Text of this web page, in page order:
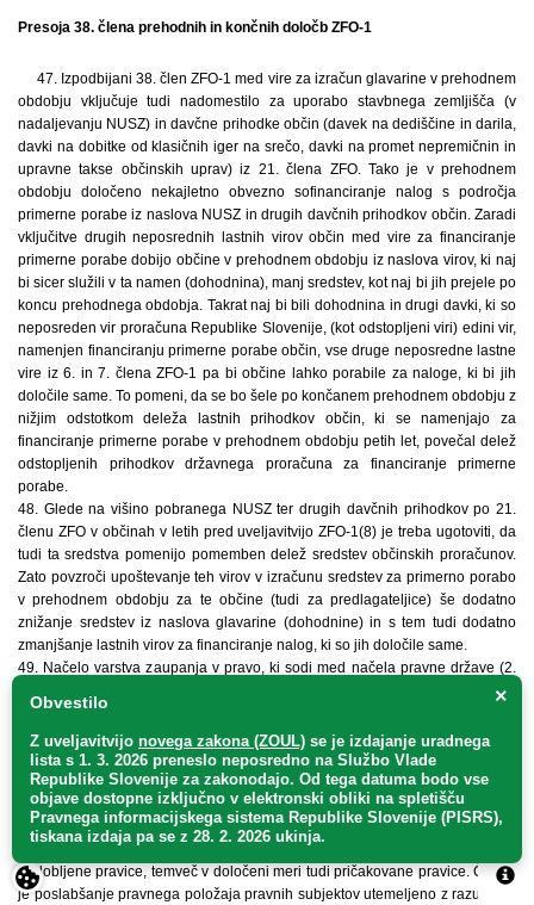
Presoja 38. člena prehodnih in končnih določb ZFO-1
47. Izpodbijani 38. člen ZFO-1 med vire za izračun glavarine v prehodnem
obdobju vključuje tudi nadomestilo za uporabo stavbnega zemljišča (v
nadaljevanju NUSZ) in davčne prihodke občin (davek na dediščine in darila,
davki na dobitke od klasičnih iger na srečo, davki na promet nepremičnin in
upravne takse občinskih uprav) iz 21. člena ZFO. Tako je v prehodnem
obdobju določeno nekajletno obvezno sofinanciranje nalog s področja
primerne porabe iz naslova NUSZ in drugih davčnih prihodkov občin. Zaradi
vključitve drugih neposrednih lastnih virov občin med vire za financiranje
primerne porabe dobijo občine v prehodnem obdobju iz naslova virov, ki naj
bi sicer služili v ta namen (dohodnina), manj sredstev, kot naj bi jih prejele po
koncu prehodnega obdobja. Takrat naj bi bili dohodnina in drugi davki, ki so
neposreden vir proračuna Republike Slovenije, (kot odstopljeni viri) edini vir,
namenjen financiranju primerne porabe občin, vse druge neposredne lastne
vire iz 6. in 7. člena ZFO-1 pa bi občine lahko porabile za naloge, ki bi jih
določile same. To pomeni, da se bo šele po končanem prehodnem obdobju z
nižjim odstotkom deleža lastnih prihodkov občin, ki se namenjajo za
financiranje primerne porabe v prehodnem obdobju petih let, povečal delež
odstopljenih prihodkov državnega proračuna za financiranje primerne
porabe.
48. Glede na višino pobranega NUSZ ter drugih davčnih prihodkov po 21.
členu ZFO v občinah v letih pred uveljavitvijo ZFO-1(8) je treba ugotoviti, da
tudi ta sredstva pomenijo pomemben delež sredstev občinskih proračunov.
Zato povzroči upoštevanje teh virov v izračunu sredstev za primerno porabo
v prehodnem obdobju za te občine (tudi za predlagateljice) še dodatno
znižanje sredstev iz naslova glavarine (dohodnine) in s tem tudi dodatno
zmanjšanje lastnih virov za financiranje nalog, ki so jih določile same.
49. Načelo varstva zaupanja v pravo, ki sodi med načela pravne države (2.
člen Ustave), prizadetim osebam zagotavlja, da jim država njihovega
pravnega položaja ne bo poslabšala arbitrarno, torej brez stvarnega razloga,
ki je utemeljen v prevladujočem in legitimnem javnem interesu (glej tudi
določbo Ustavnega sodišča št. U-I-112/95 z dne 8. 5. 1997, Uradni list RS, št.
34/97 in OdlUS VI, 57). Načelo varstva zaupanja v pravo varuje tudi občine
kot javnopravne subjekte, spoštovano pa mora biti tudi pri sprejemanju
oziroma spreminjanju predpisov, ki se nanašajo na njihovo financiranje. V
varovani pravni položaj v skladu z načelom zaupanja v pravo ne sodijo le že
pridobljene pravice, temveč v določeni meri tudi pričakovane pravice. Četudi
je poslabšanje pravnega položaja pravnih subjektov utemeljeno z razumnim
×
Obvestilo
Z uveljavitvijo novega zakona (ZOUL) se je izdajanje uradnega
lista s 1. 3. 2026 preneslo neposredno na Službo Vlade
Republike Slovenije za zakonodajo. Od tega datuma bodo vse
objave dostopne izključno v elektronski obliki na spletišču
Pravnega informacijskega sistema Republike Slovenije (PISRS),
tiskana izdaja pa se z 28. 2. 2026 ukinja.